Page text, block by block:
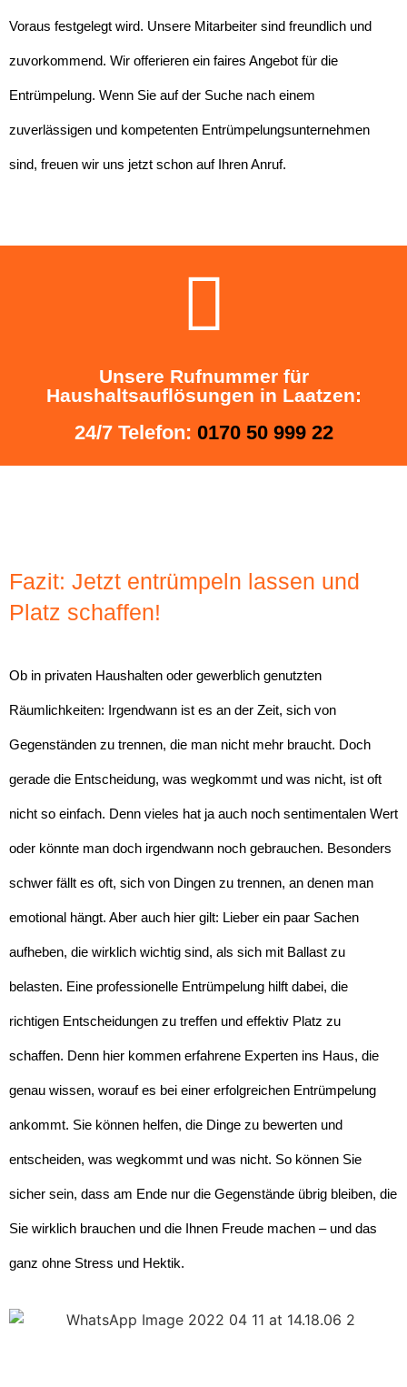
Voraus festgelegt wird. Unsere Mitarbeiter sind freundlich und
zuvorkommend. Wir offerieren ein faires Angebot für die
Entrümpelung. Wenn Sie auf der Suche nach einem
zuverlässigen und kompetenten Entrümpelungsunternehmen
sind, freuen wir uns jetzt schon auf Ihren Anruf.
Unsere Rufnummer für
Haushaltsauflösungen in Laatzen:
24/7 Telefon: 0170 50 999 22
Fazit: Jetzt entrümpeln lassen und
Platz schaffen!
Ob in privaten Haushalten oder gewerblich genutzten
Räumlichkeiten: Irgendwann ist es an der Zeit, sich von
Gegenständen zu trennen, die man nicht mehr braucht. Doch
gerade die Entscheidung, was wegkommt und was nicht, ist oft
nicht so einfach. Denn vieles hat ja auch noch sentimentalen Wert
oder könnte man doch irgendwann noch gebrauchen. Besonders
schwer fällt es oft, sich von Dingen zu trennen, an denen man
emotional hängt. Aber auch hier gilt: Lieber ein paar Sachen
aufheben, die wirklich wichtig sind, als sich mit Ballast zu
belasten. Eine professionelle Entrümpelung hilft dabei, die
richtigen Entscheidungen zu treffen und effektiv Platz zu
schaffen. Denn hier kommen erfahrene Experten ins Haus, die
genau wissen, worauf es bei einer erfolgreichen Entrümpelung
ankommt. Sie können helfen, die Dinge zu bewerten und
entscheiden, was wegkommt und was nicht. So können Sie
sicher sein, dass am Ende nur die Gegenstände übrig bleiben, die
Sie wirklich brauchen und die Ihnen Freude machen – und das
ganz ohne Stress und Hektik.